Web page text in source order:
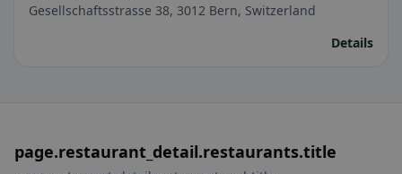
Gesellschaftsstrasse 38, 3012 Bern, Switzerland
Details
page.restaurant_detail.restaurants.title